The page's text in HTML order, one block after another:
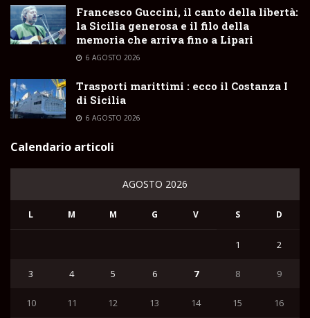
Francesco Guccini, il canto della libertà:
la Sicilia generosa e il filo della
memoria che arriva fino a Lipari
6 AGOSTO 2026
Trasporti marittimi : ecco il Costanza I
di Sicilia
6 AGOSTO 2026
Calendario articoli
AGOSTO 2026
L M M G V S D
1 2
3 4 5 6 7 8 9
10 11 12 13 14 15 16